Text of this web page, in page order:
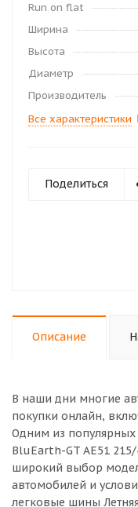
Run on flat
Ширина
Высота
Диаметр
Производитель
Все характеристики
Поделиться
Описание
В наши дни многие
покупки онлайн,
Одним из популярных
BluEarth-GT AE51
широкий выбор
автомобилей и
легковые шины